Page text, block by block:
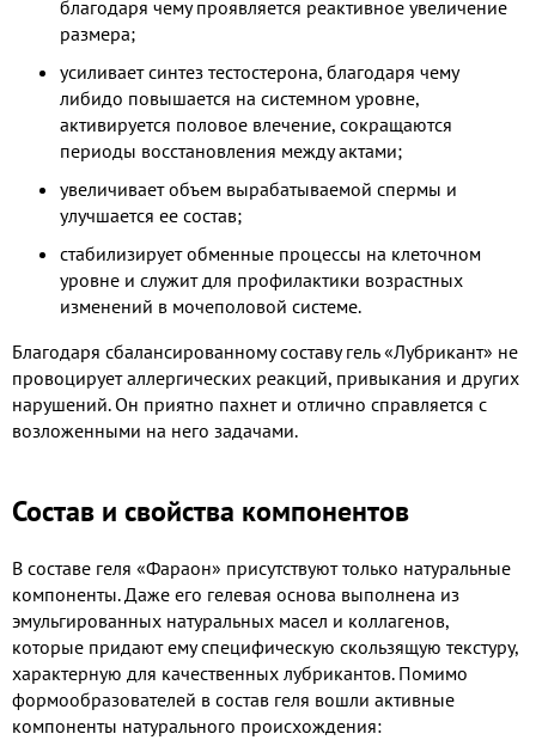
благодаря чему проявляется реактивное увеличение
размера;
усиливает синтез тестостерона, благодаря чему
либидо повышается на системном уровне,
активируется половое влечение, сокращаются
периоды восстановления между актами;
увеличивает объем вырабатываемой спермы и
улучшается ее состав;
стабилизирует обменные процессы на клеточном
уровне и служит для профилактики возрастных
изменений в мочеполовой системе.
Благодаря сбалансированному составу гель «Лубрикант» не
провоцирует аллергических реакций, привыкания и других
нарушений. Он приятно пахнет и отлично справляется с
возложенными на него задачами.
Состав и свойства компонентов
В составе геля «Фараон» присутствуют только натуральные
компоненты. Даже его гелевая основа выполнена из
эмульгированных натуральных масел и коллагенов,
которые придают ему специфическую скользящую текстуру,
характерную для качественных лубрикантов. Помимо
формообразователей в состав геля вошли активные
компоненты натурального происхождения: